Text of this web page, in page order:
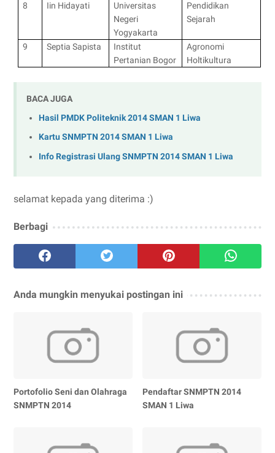
8 Iin Hidayati
Universitas
Negeri
Yogyakarta
Pendidikan
Sejarah
9 Septia Sapista
Institut
Pertanian Bogor
Agronomi
Holtikultura
BACA JUGA
Hasil PMDK Politeknik 2014 SMAN 1 Liwa
Kartu SNMPTN 2014 SMAN 1 Liwa
Info Registrasi Ulang SNMPTN 2014 SMAN 1 Liwa
selamat kepada yang diterima :)
Berbagi
Anda mungkin menyukai postingan ini
Portofolio Seni dan Olahraga
SNMPTN 2014
Pendaftar SNMPTN 2014
SMAN 1 Liwa